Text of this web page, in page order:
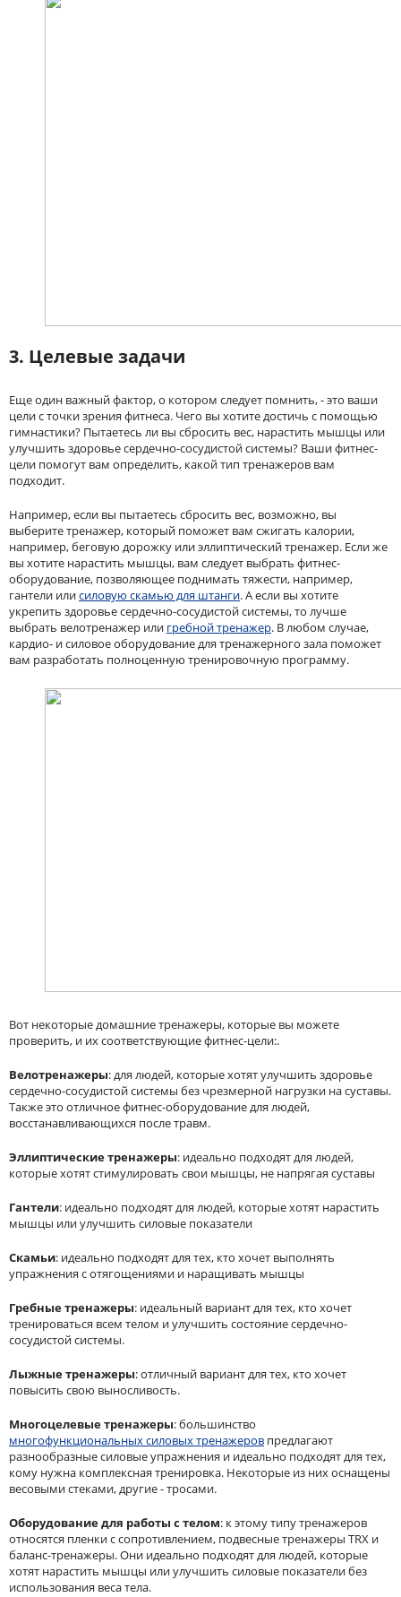
3. Целевые задачи
Еще один важный фактор, о котором следует помнить, - это ваши
цели с точки зрения фитнеса. Чего вы хотите достичь с помощью
гимнастики? Пытаетесь ли вы сбросить вес, нарастить мышцы или
улучшить здоровье сердечно-сосудистой системы? Ваши фитнес-
цели помогут вам определить, какой тип тренажеров вам
подходит.
Например, если вы пытаетесь сбросить вес, возможно, вы
выберите тренажер, который поможет вам сжигать калории,
например, беговую дорожку или эллиптический тренажер. Если же
вы хотите нарастить мышцы, вам следует выбрать фитнес-
оборудование, позволяющее поднимать тяжести, например,
гантели илисиловую скамью для штанги. А если вы хотите
укрепить здоровье сердечно-сосудистой системы, то лучше
выбрать велотренажер или гребной тренажер. В любом случае,
кардио- и силовое оборудование для тренажерного зала поможет
вам разработать полноценную тренировочную программу.
Вот некоторые домашние тренажеры, которые вы можете
проверить, и их соответствующие фитнес-цели:.
Велотренажеры: для людей, которые хотят улучшить здоровье
сердечно-сосудистой системы без чрезмерной нагрузки на суставы.
Также это отличное фитнес-оборудование для людей,
восстанавливающихся после травм.
Эллиптические тренажеры: идеально подходят для людей,
которые хотят стимулировать свои мышцы, не напрягая суставы
Гантели: идеально подходят для людей, которые хотят нарастить
мышцы или улучшить силовые показатели
Скамьи: идеально подходят для тех, кто хочет выполнять
упражнения с отягощениями и наращивать мышцы
Гребные тренажеры: идеальный вариант для тех, кто хочет
тренироваться всем телом и улучшить состояние сердечно-
сосудистой системы.
Лыжные тренажеры: отличный вариант для тех, кто хочет
повысить свою выносливость.
Многоцелевые тренажеры: большинство
многофункциональных силовых тренажеров предлагают
разнообразные силовые упражнения и идеально подходят для тех,
кому нужна комплексная тренировка. Некоторые из них оснащены
весовыми стеками, другие - тросами.
Оборудование для работы с телом: к этому типу тренажеров
относятся пленки с сопротивлением, подвесные тренажеры TRX и
баланс-тренажеры. Они идеально подходят для людей, которые
хотят нарастить мышцы или улучшить силовые показатели без
использования веса тела.